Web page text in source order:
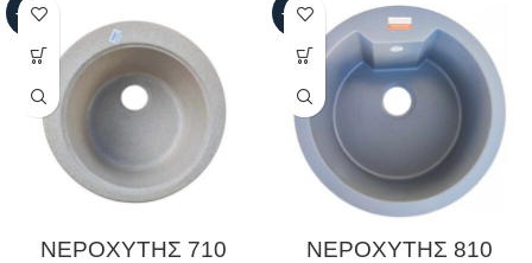
-29%
ΝΕΡΟΧΥΤΗΣ 710
-38%
ΝΕΡΟΧΥΤΗΣ 810